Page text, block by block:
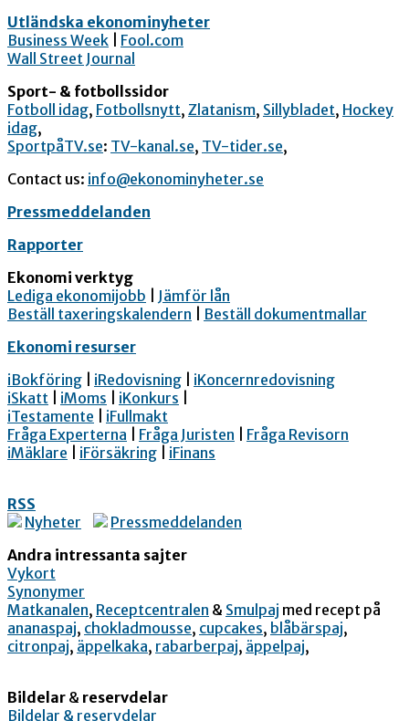
Utländska ekonominyheter
Business Week
Fool.com
Wall Street Journal
Sport- & fotbollssidor
Fotboll idag, Fotbollsnytt, Zlatanism, Sillybladet, Hockey
idag,
SportpåTV.se: TV-kanal.se, TV-tider.se,
Contact us: info@ekonominyheter.se
Pressmeddelanden
Rapporter
Ekonomi verktyg
Lediga ekonomijobb
Jämför lån
Beställ taxeringskalendern
Beställ dokumentmallar
Ekonomi resurser
iBokföring
iRedovisning
iKoncernredovisning
iSkatt
iMoms iKonkurs
iTestamente
iFullmakt
Fråga Experterna
Fråga Juristen
Fråga Revisorn
iMäklare
iFörsäkring iFinans
RSS
Nyheter
Pressmeddelanden
Andra intressanta sajter
Vykort
Synonymer
Matkanalen, Receptcentralen & Smulpaj med recept på
ananaspaj, chokladmousse, cupcakes, blåbärspaj,
citronpaj, äppelkaka, rabarberpaj, äppelpaj,
Bildelar & reservdelar
Bildelar & reservdelar